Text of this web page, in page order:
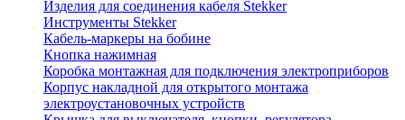
Изделия для соединения кабеля Stekker
Инструменты Stekker
Кабель-маркеры на бобине
Кнопка нажимная
Коробка монтажная для подключения электроприборов
Корпус накладной для открытого монтажа
электроустановочных устройств